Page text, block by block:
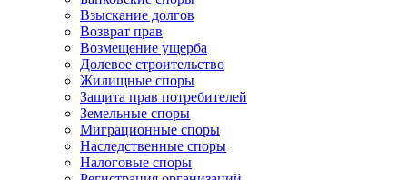
Взыскание долгов
Возврат прав
Возмещение ущерба
Долевое строительство
Жилищные споры
Защита прав потребителей
Земельные споры
Миграционные споры
Наследственные споры
Налоговые споры